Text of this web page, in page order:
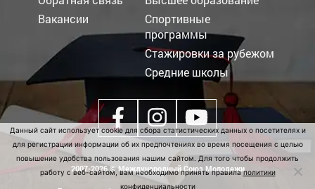
Вакансии
Спортивные
программы
Стажировки за рубежом
Средние школы
2007-2026 © Международный Союз Молодежи
Данный сайт использует cookie для сбора статистических данных о посетителях и
для регистрации информации об их предпочтениях во время посещения с целью
повышение удобства пользования нашим сайтом. Для того чтобы продолжить
работу с веб-сайтом, вам необходимо принять правилаполитики
конфиденциальности